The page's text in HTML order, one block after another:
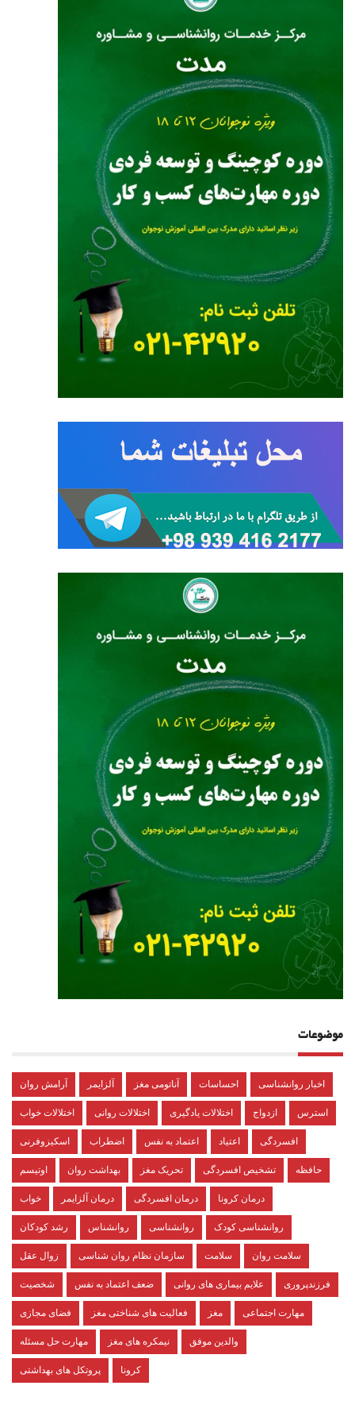
موضوعات
آرامش روان آلزایمر آناتومی مغز احساسات اخبار روانشناسی
اختلالات خواب اختلالات روانی اختلالات یادگیری ازدواج استرس
اسکیزوفرنی اضطراب اعتماد به نفس اعتیاد افسردگی
اوتیسم بهداشت روان تحریک مغز تشخیص افسردگی حافظه
خواب درمان آلزایمر درمان افسردگی درمان کرونا
رشد کودکان روانشناس روانشناسی روانشناسی کودک
زوال عقل سازمان نظام روان شناسی سلامت سلامت روان
شخصیت ضعف اعتماد به نفس علایم بیماری های روانی فرزندپروری
فضای مجازی فعالیت های شناختی مغز مغز مهارت اجتماعی
مهارت حل مسئله نیمکره های مغز والدین موفق
پروتکل های بهداشتی کرونا